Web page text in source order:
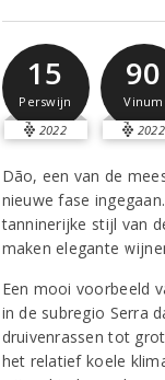
15
Perswijn
2022
90
Vinum
2022
Dão, een van de
nieuwe fase
tanninerijke stijl van
maken elegante
Een mooi voorbeeld
in de subregio Serra
druivenrassen tot
het relatief koele